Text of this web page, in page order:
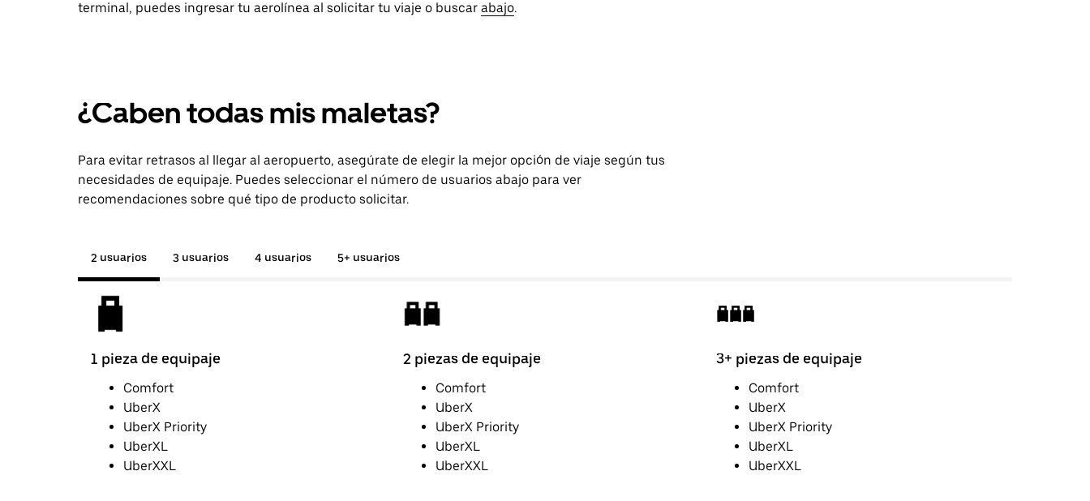
terminal, puedes ingresar tu aerolínea al solicitar tu viaje o buscar abajo.
¿Caben todas mis maletas?
Para evitar retrasos al llegar al aeropuerto, asegúrate de elegir la mejor opción de viaje según tus
necesidades de equipaje. Puedes seleccionar el número de usuarios abajo para ver
recomendaciones sobre qué tipo de producto solicitar.
2 usuarios 3 usuarios 4 usuarios 5+ usuarios
1 pieza de equipaje
Comfort
UberX
UberX Priority
UberXL
UberXXL
2 piezas de equipaje
Comfort
UberX
UberX Priority
UberXL
UberXXL
3+ piezas de equipaje
Comfort
UberX
UberX Priority
UberXL
UberXXL